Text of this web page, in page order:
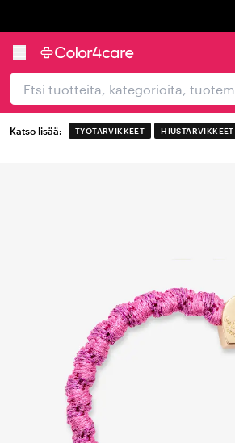
Katso lisää: TYÖTARVIKKEET HIUSTARVIKKEET